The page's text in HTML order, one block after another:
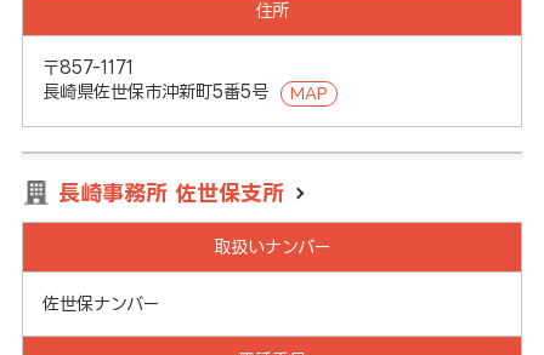
住所
〒857-1171
長崎県佐世保市沖新町5番5号
MAP
長崎事務所 佐世保支所
取扱いナンバー
佐世保ナンバー